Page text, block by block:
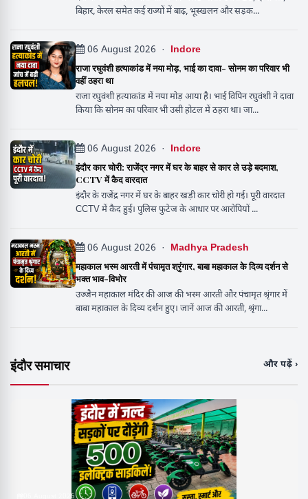
बिहार, केरल समेत कई राज्यों में बाढ़, भूस्खलन और सड़क...
06 August 2026 · Indore
राजा रघुवंशी हत्याकांड में नया मोड़, भाई का दावा- सोनम का परिवार भी
वहीं ठहरा था
राजा रघुवंशी हत्याकांड में नया मोड़ आया है। भाई विपिन रघुवंशी ने दावा
किया कि सोनम का परिवार भी उसी होटल में ठहरा था। जा...
06 August 2026 · Indore
इंदौर कार चोरी: राजेंद्र नगर में घर के बाहर से कार ले उड़े बदमाश,
CCTV में कैद वारदात
इंदौर के राजेंद्र नगर में घर के बाहर खड़ी कार चोरी हो गई। पूरी वारदात
CCTV में कैद हुई। पुलिस फुटेज के आधार पर आरोपियों ...
06 August 2026 · Madhya Pradesh
महाकाल भस्म आरती में पंचामृत श्रृंगार, बाबा महाकाल के दिव्य दर्शन से
भक्त भाव-विभोर
उज्जैन महाकाल मंदिर की आज की भस्म आरती और पंचामृत श्रृंगार में
बाबा महाकाल के दिव्य दर्शन हुए। जानें आज की आरती, श्रृंगा...
इंदौर समाचार और पढ़ें ›
06 August 2026